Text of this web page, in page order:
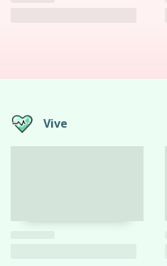
Vive